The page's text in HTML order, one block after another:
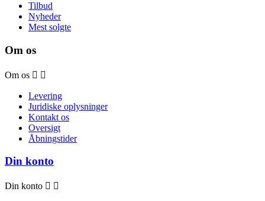
Tilbud
Nyheder
Mest solgte
Om os
Om os  
Levering
Juridiske oplysninger
Kontakt os
Oversigt
Åbningstider
Din konto
Din konto  